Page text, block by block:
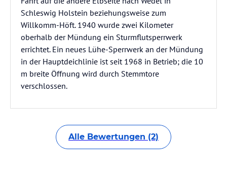
Schleswig Holstein beziehungsweise zum
Willkomm-Höft. 1940 wurde zwei Kilometer
oberhalb der Mündung ein Sturmflutsperrwerk
errichtet. Ein neues Lühe-Sperrwerk an der Mündung
in der Hauptdeichlinie ist seit 1968 in Betrieb; die 10
m breite Öffnung wird durch Stemmtore
verschlossen.
Alle Bewertungen (2)